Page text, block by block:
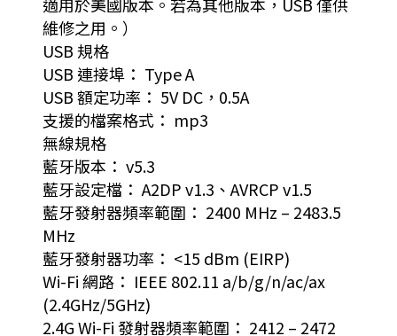
維修之用。）
USB 規格
USB 連接埠： Type A
USB 額定功率： 5V DC，0.5A
支援的檔案格式： mp3
無線規格
藍牙版本： v5.3
藍牙設定檔： A2DP v1.3、AVRCP v1.5
藍牙發射器頻率範圍： 2400 MHz – 2483.5
MHz
藍牙發射器功率： <15 dBm (EIRP)
Wi-Fi 網路： IEEE 802.11 a/b/g/n/ac/ax
(2.4GHz/5GHz)
2.4G Wi-Fi 發射器頻率範圍： 2412 – 2472